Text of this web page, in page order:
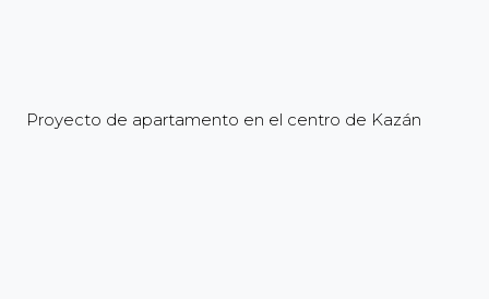
Proyecto de apartamento en el centro de Kazán